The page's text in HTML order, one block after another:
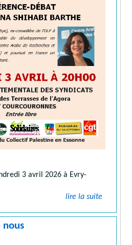
3 avril 2026 à Evry-
lire la suite
nous